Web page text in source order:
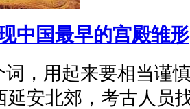
中国最早的宫殿雏形
词，用起来要相当谨
延安北郊，考古人员